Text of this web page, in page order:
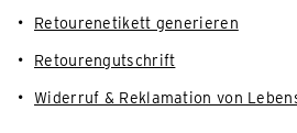
Retourenetikett generieren
Retourengutschrift
Widerruf & Reklamation von